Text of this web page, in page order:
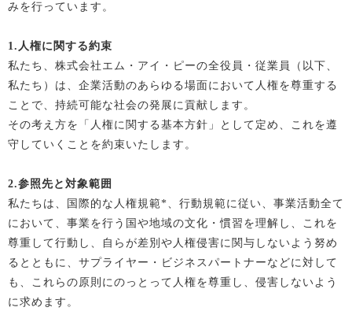
みを行っています。
1. 人権に関する約束
私たち、株式会社エム・アイ・ピーの全役員・従業員（以下、
私たち）は、企業活動のあらゆる場面において人権を尊重する
ことで、持続可能な社会の発展に貢献します。
その考え方を「人権に関する基本方針」として定め、これを遵
守していくことを約束いたします。
2.参照先と対象範囲
私たちは、国際的な人権規範*、行動規範に従い、事業活動全て
において、事業を行う国や地域の文化・慣習を理解し、これを
尊重して行動し、自らが差別や人権侵害に関与しないよう努め
るとともに、サプライヤー・ビジネスパートナーなどに対して
も、これらの原則にのっとって人権を尊重し、侵害しないよう
に求めます。